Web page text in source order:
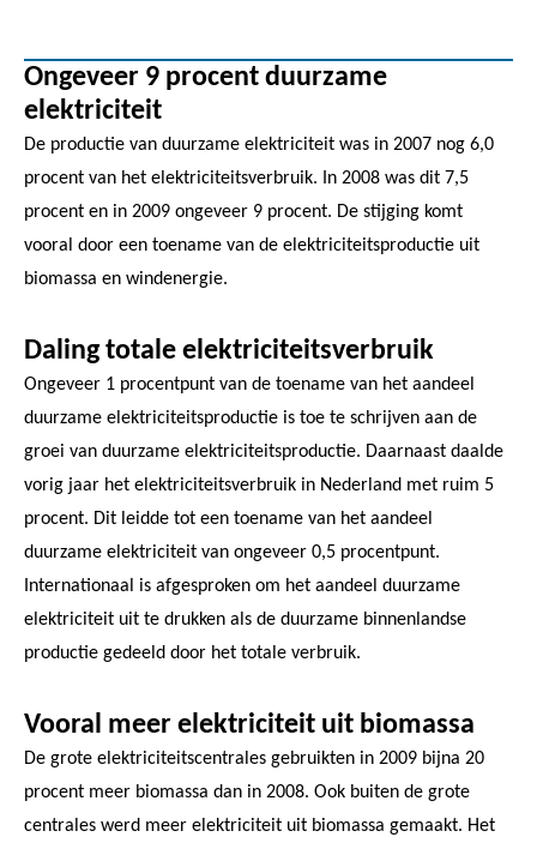
Ongeveer 9 procent duurzame
elektriciteit
De productie van duurzame elektriciteit was in 2007 nog 6,0
procent van het elektriciteitsverbruik. In 2008 was dit 7,5
procent en in 2009 ongeveer 9 procent. De stijging komt
vooral door een toename van de elektriciteitsproductie uit
biomassa en windenergie.
Daling totale elektriciteitsverbruik
Ongeveer 1 procentpunt van de toename van het aandeel
duurzame elektriciteitsproductie is toe te schrijven aan de
groei van duurzame elektriciteitsproductie. Daarnaast daalde
vorig jaar het elektriciteitsverbruik in Nederland met ruim 5
procent. Dit leidde tot een toename van het aandeel
duurzame elektriciteit van ongeveer 0,5 procentpunt.
Internationaal is afgesproken om het aandeel duurzame
elektriciteit uit te drukken als de duurzame binnenlandse
productie gedeeld door het totale verbruik.
Vooral meer elektriciteit uit biomassa
De grote elektriciteitscentrales gebruikten in 2009 bijna 20
procent meer biomassa dan in 2008. Ook buiten de grote
centrales werd meer elektriciteit uit biomassa gemaakt. Het